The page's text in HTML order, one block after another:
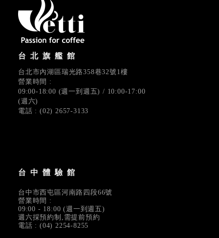
台北旗艦館
台北市內湖區瑞光路358巷32號1樓
營業時間 :
09:00-18:00 (週一到週五) / 10:00-17:00
(週六)
電話 : (02) 2657-3133
台中體驗館
台中市西屯區河南路四段66號
營業時間 :
09:00 - 18:00 (週一到週五)
週六採預約制,需提前預約
電話 : (04) 2254-8255